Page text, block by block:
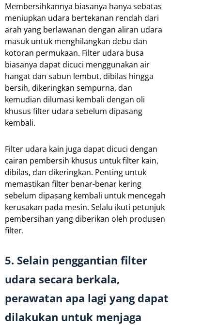
Membersihkannya biasanya hanya sebatas
meniupkan udara bertekanan rendah dari
arah yang berlawanan dengan aliran udara
masuk untuk menghilangkan debu dan
kotoran permukaan. Filter udara busa
biasanya dapat dicuci menggunakan air
hangat dan sabun lembut, dibilas hingga
bersih, dikeringkan sempurna, dan
kemudian dilumasi kembali dengan oli
khusus filter udara sebelum dipasang
kembali.
Filter udara kain juga dapat dicuci dengan
cairan pembersih khusus untuk filter kain,
dibilas, dan dikeringkan. Penting untuk
memastikan filter benar-benar kering
sebelum dipasang kembali untuk mencegah
kerusakan pada mesin. Selalu ikuti petunjuk
pembersihan yang diberikan oleh produsen
filter.
5. Selain penggantian filter
udara secara berkala,
perawatan apa lagi yang dapat
dilakukan untuk menjaga